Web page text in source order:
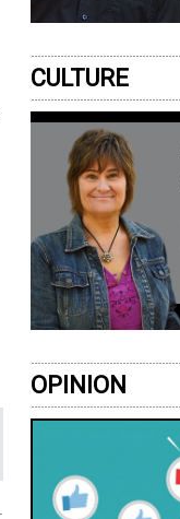
CULTURE
OPINION